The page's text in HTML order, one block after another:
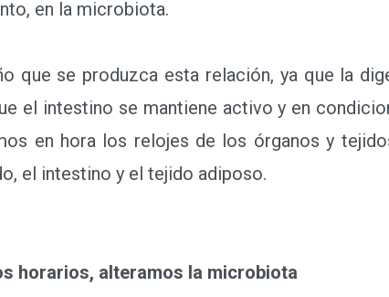
en la microbiota.
que se produzca esta relación, ya que la
el intestino se mantiene activo y en
en hora los relojes de los órganos y
el intestino y el tejido adiposo.
horarios, alteramos la microbiota